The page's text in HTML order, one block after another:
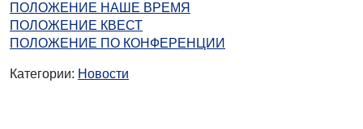
ПОЛОЖЕНИЕ НАШЕ ВРЕМЯ
ПОЛОЖЕНИЕ КВЕСТ
ПОЛОЖЕНИЕ ПО КОНФЕРЕНЦИИ
Категории: Новости